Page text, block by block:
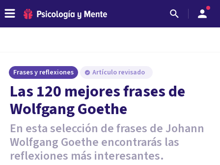
Frases y reflexiones Artículo revisado
Las 120 mejores frases de
Wolfgang Goethe
En esta selección de frases de Johann
Wolfgang Goethe encontrarás las
reflexiones más interesantes.